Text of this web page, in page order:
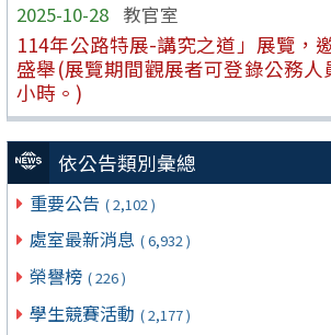
2025-10-28 教官室
114年公路特展-講究之道」展覽，
盛舉(展覽期間觀展者可登錄公務
小時。)
依公告類別彙總
重要公告 ( 2,102 )
處室最新消息 ( 6,932 )
榮譽榜 ( 226 )
學生競賽活動 ( 2,177 )